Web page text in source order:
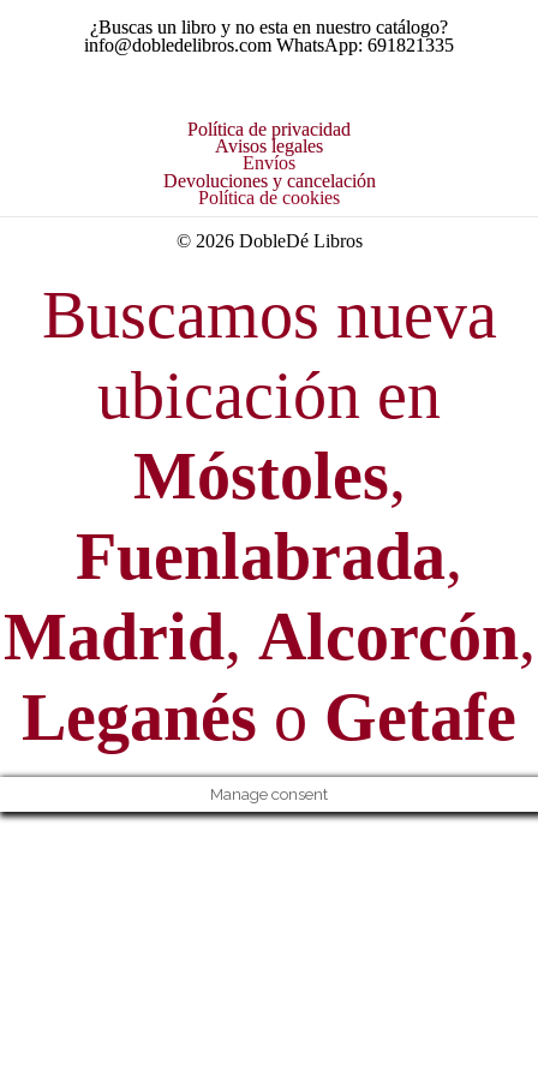
¿Buscas un libro y no esta en nuestro catálogo?
info@dobledelibros.com WhatsApp: 691821335
Política de privacidad
Avisos legales
Envíos
Devoluciones y cancelación
Política de cookies
© 2026 DobleDé Libros
Buscamos nueva
ubicación en
Móstoles,
Fuenlabrada,
Madrid, Alcorcón,
Leganés o Getafe
Manage consent